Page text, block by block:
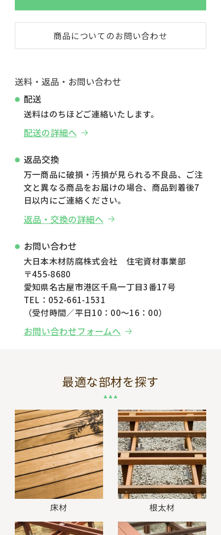
商品についてのお問い合わせ
送料・返品・お問い合わせ
配送
送料はのちほどご連絡いたします。
配送の詳細へ
返品交換
万一商品に破損・汚損が見られる不良品、ご注
文と異なる商品をお届けの場合、商品到着後7
日以内にご連絡ください。
返品・交換の詳細へ
お問い合わせ
大日本木材防腐株式会社 住宅資材事業部
〒455-8680
愛知県名古屋市港区千鳥一丁目3番17号
TEL：052-661-1531
（受付時間／平日10：00～16：00）
お問い合わせフォームへ
最適な部材を探す
床材 根太材